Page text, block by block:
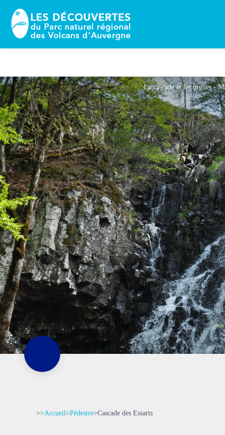
>>Accueil>Pédestre>Cascade des Essarts